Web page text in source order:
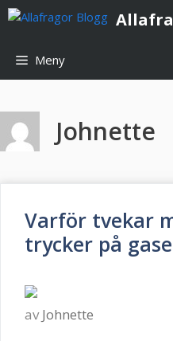
Hoppa
Meny
Johnette
Varför tvekar
trycker på
avJohnette